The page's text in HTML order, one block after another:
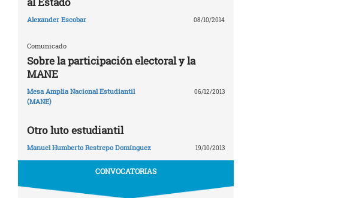
Alexander Escobar 08/10/2014
Comunicado
Sobre la participación electoral y la
MANE
Mesa Amplia Nacional Estudiantil
(MANE)
06/12/2013
Otro luto estudiantil
Manuel Humberto Restrepo Domínguez 19/10/2013
CONVOCATORIAS